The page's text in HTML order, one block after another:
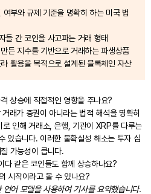
부와 규제 기준을 명확히 하는 미국 법
들 간 코인을 사고파는 거래 형태
든 지수를 기반으로 거래하는 파생상품
활용을 목적으로 설계된 블록체인 자산
상승에 직접적인 영향을 주나요?
래가 증권이 아니라는 법적 해석을 명확히
인해 거래소, 은행, 기관이 XRP를 다루는
있습니다. 이러한 불확실성 해소는 투자 심
가능성이 큽니다.
다 같은 코인들도 함께 상승하나요?
시작이라고 볼 수 있나요?
어 모델을 사용하여 기사를 요약했습니다.